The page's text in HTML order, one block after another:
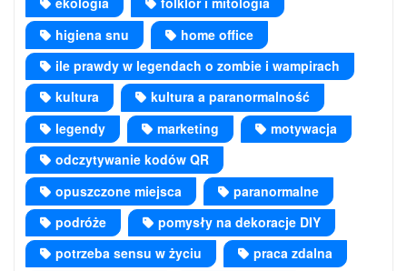
higiena snu
home office
ile prawdy w legendach o zombie i wampirach
kultura
kultura a paranormalność
legendy
marketing
motywacja
odczytywanie kodów QR
opuszczone miejsca
paranormalne
podróże
pomysły na dekoracje DIY
potrzeba sensu w życiu
praca zdalna